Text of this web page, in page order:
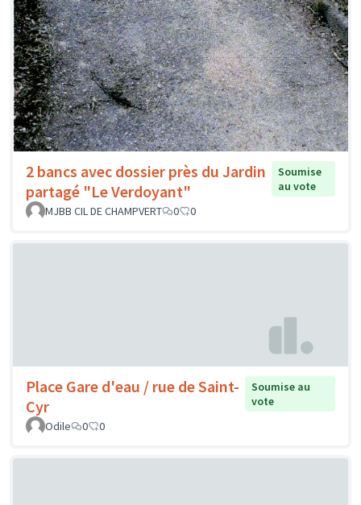
2 bancs avec dossier près du Jardin
partagé "Le Verdoyant"
Soumise
au vote
MJBB CIL DE CHAMPVERT
0 0
Place Gare d'eau / rue de Saint-
Cyr
Soumise au
vote
Odile
0 0